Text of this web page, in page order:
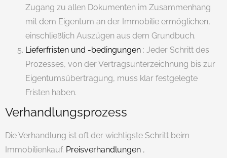
Zugang zu allen Dokumenten im Zusammenhang
mit dem Eigentum an der Immobilie ermöglichen,
einschließlich Auszügen aus dem Grundbuch.
Lieferfristen und -bedingungen : Jeder Schritt des
Prozesses, von der Vertragsunterzeichnung bis zur
Eigentumsübertragung, muss klar festgelegte
Fristen haben.
Verhandlungsprozess
Die Verhandlung ist oft der wichtigste Schritt beim
Immobilienkauf. Preisverhandlungen ,